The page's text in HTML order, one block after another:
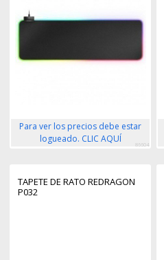
Para ver los precios debe estar
logueado. CLIC AQUÍ
86604
TAPETE DE RATO REDRAGON
P032